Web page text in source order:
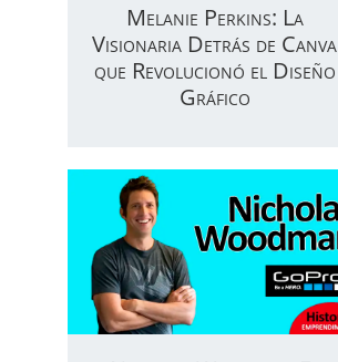
Melanie Perkins: La
Visionaria Detrás de Canva
que Revolucionó el Diseño
Gráfico